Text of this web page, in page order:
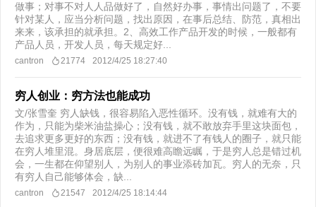
做事；对事不对人人品做好了，自然好办事，事情出问题了，不要
针对某人，应当分析问题，找出原因，在事后总结、防范，真相出
来来，该承担的就承担。2、高效工作产品开发的时候，一般都有
产品人员，开发人员，每天规定好...
cantron 21774 2012/4/25 18:27:40
穷人创业：穷方法也能成功
文/张雪奎 穷人缺钱，很容易陷入恶性循环。没有钱，就难有大的
作为，只能为柴米油盐操心；没有钱，就不敢放弃手里这块面包，
去追求更多更好的东西；没有钱，就进不了有钱人的圈子，就只能
在穷人堆里混。身居底层，便很难高瞻远瞩，于是穷人总是错过机
会，一生都在仰望别人，为别人的事业添砖加瓦。穷人的无奈，只
有穷人自己能够体会，缺...
cantron 21547 2012/4/25 18:14:44